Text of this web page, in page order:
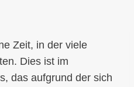
Zeit, in der viele
Dies ist im
das aufgrund der sich